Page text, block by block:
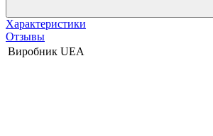
Характеристики
Отзывы
Виробник UEA